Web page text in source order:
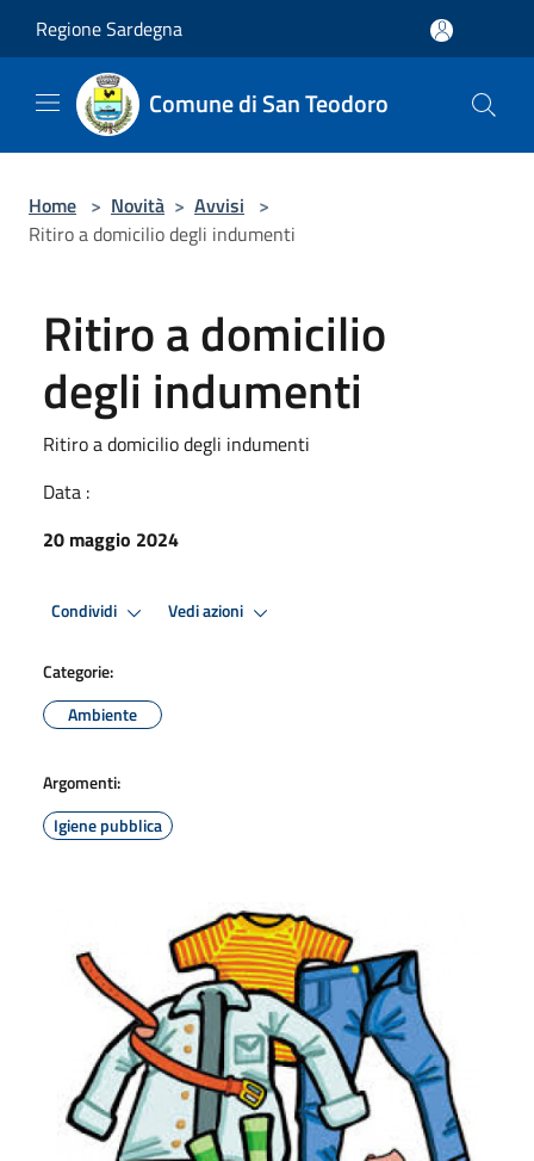
Regione Sardegna
Comune di San Teodoro
Home > Novità > Avvisi >
Ritiro a domicilio degli indumenti
Ritiro a domicilio
degli indumenti
Ritiro a domicilio degli indumenti
Data :
20 maggio 2024
Condividi Vedi azioni
Categorie:
Ambiente
Argomenti:
Igiene pubblica